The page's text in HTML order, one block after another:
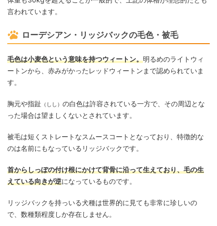
言われています。
ローデシアン・リッジバックの毛色・被毛
毛色は小麦色という意味を持つウィートン。明るめのライトウィ
ートンから、赤みがかったレッドウィートンまで認められていま
す。
胸元や指趾 （しし） の白色は許容されている一方で、その周辺とな
った場合は望ましくないとされています。
被毛は短くストレートなスムースコートとなっており、特徴的な
のは名前にもなっているリッジバックです。
首からしっぽの付け根にかけて背骨に沿って生えており、毛の生
えている向きが逆になっているものです。
リッジバックを持っいる犬種は世界的に見ても非常に珍しいの
で、数種類程度しか存在しません。